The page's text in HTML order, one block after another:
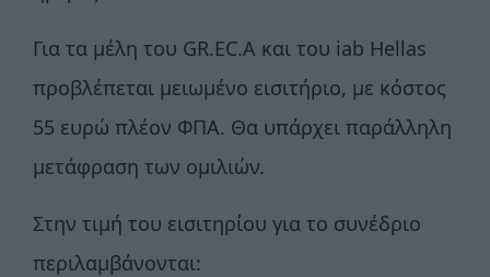
Για τα μέλη του GR.EC.A και του iab Hellas
προβλέπεται μειωμένο εισιτήριο, με κόστος
55 ευρώ πλέον ΦΠΑ. Θα υπάρχει παράλληλη
μετάφραση των ομιλιών.
‍Στην τιμή του εισιτηρίου για το συνέδριο
περιλαμβάνονται: